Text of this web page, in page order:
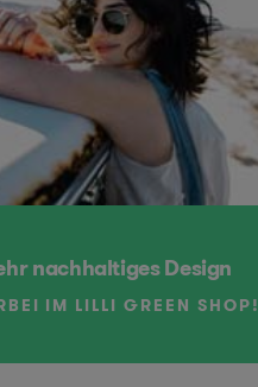
nachhaltiges Design
IM LILLI GREEN SHOP!